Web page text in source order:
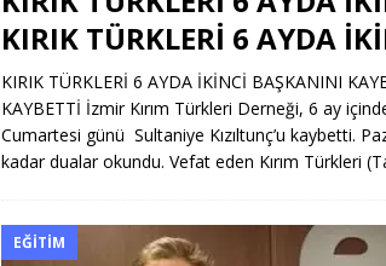
KIRIK TÜRKLERİ 6 AYDA
KIRIK TÜRKLERİ 6 AYDA İKİNCİ BAŞKANINI
KAYBETTİ İzmir Kırım Türkleri Derneği, 6 ay
Cumartesi günü Sultaniye Kızıltunç’u kaybetti.
kadar dualar okundu. Vefat eden Kırım Türkleri
EĞITIM